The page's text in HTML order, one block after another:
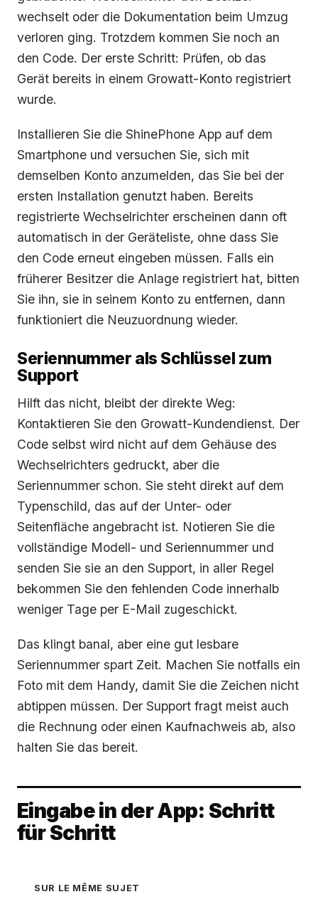
wechselt oder die Dokumentation beim Umzug
verloren ging. Trotzdem kommen Sie noch an
den Code. Der erste Schritt: Prüfen, ob das
Gerät bereits in einem Growatt-Konto registriert
wurde.
Installieren Sie die ShinePhone App auf dem
Smartphone und versuchen Sie, sich mit
demselben Konto anzumelden, das Sie bei der
ersten Installation genutzt haben. Bereits
registrierte Wechselrichter erscheinen dann oft
automatisch in der Geräteliste, ohne dass Sie
den Code erneut eingeben müssen. Falls ein
früherer Besitzer die Anlage registriert hat, bitten
Sie ihn, sie in seinem Konto zu entfernen, dann
funktioniert die Neuzuordnung wieder.
Seriennummer als Schlüssel zum
Support
Hilft das nicht, bleibt der direkte Weg:
Kontaktieren Sie den Growatt-Kundendienst. Der
Code selbst wird nicht auf dem Gehäuse des
Wechselrichters gedruckt, aber die
Seriennummer schon. Sie steht direkt auf dem
Typenschild, das auf der Unter- oder
Seitenfläche angebracht ist. Notieren Sie die
vollständige Modell- und Seriennummer und
senden Sie sie an den Support, in aller Regel
bekommen Sie den fehlenden Code innerhalb
weniger Tage per E-Mail zugeschickt.
Das klingt banal, aber eine gut lesbare
Seriennummer spart Zeit. Machen Sie notfalls ein
Foto mit dem Handy, damit Sie die Zeichen nicht
abtippen müssen. Der Support fragt meist auch
die Rechnung oder einen Kaufnachweis ab, also
halten Sie das bereit.
Eingabe in der App: Schritt
für Schritt
SUR LE MÊME SUJET